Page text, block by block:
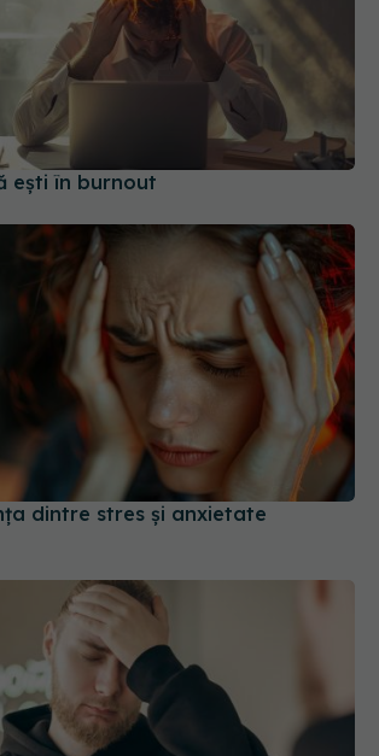
ești în burnout
dintre stres și anxietate